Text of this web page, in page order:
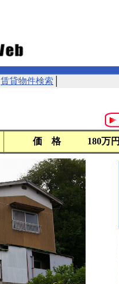
賃貸物件検索
価 格 180万円